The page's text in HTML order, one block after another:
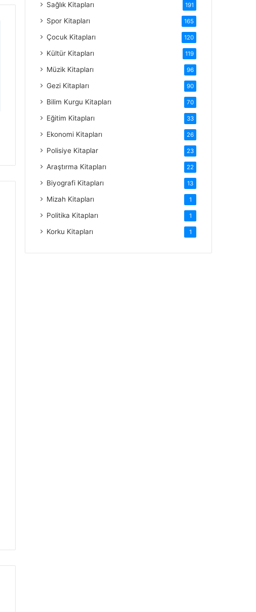
Sağlık Kitapları 191
Spor Kitapları 165
Çocuk Kitapları 120
Kültür Kitapları 119
Müzik Kitapları 96
Gezi Kitapları 90
Bilim Kurgu Kitapları 70
Eğitim Kitapları 33
Ekonomi Kitapları 26
Polisiye Kitaplar 23
Araştırma Kitapları 22
Biyografi Kitapları 13
Mizah Kitapları 1
Politika Kitapları 1
Korku Kitapları 1